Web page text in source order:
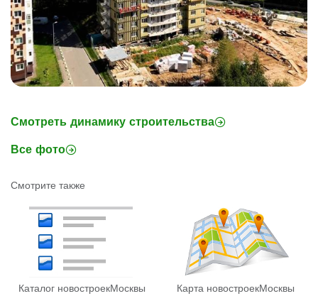
Смотреть динамику строительства
Все фото
Смотрите также
Каталог новостроекМосквы Карта новостроекМосквы